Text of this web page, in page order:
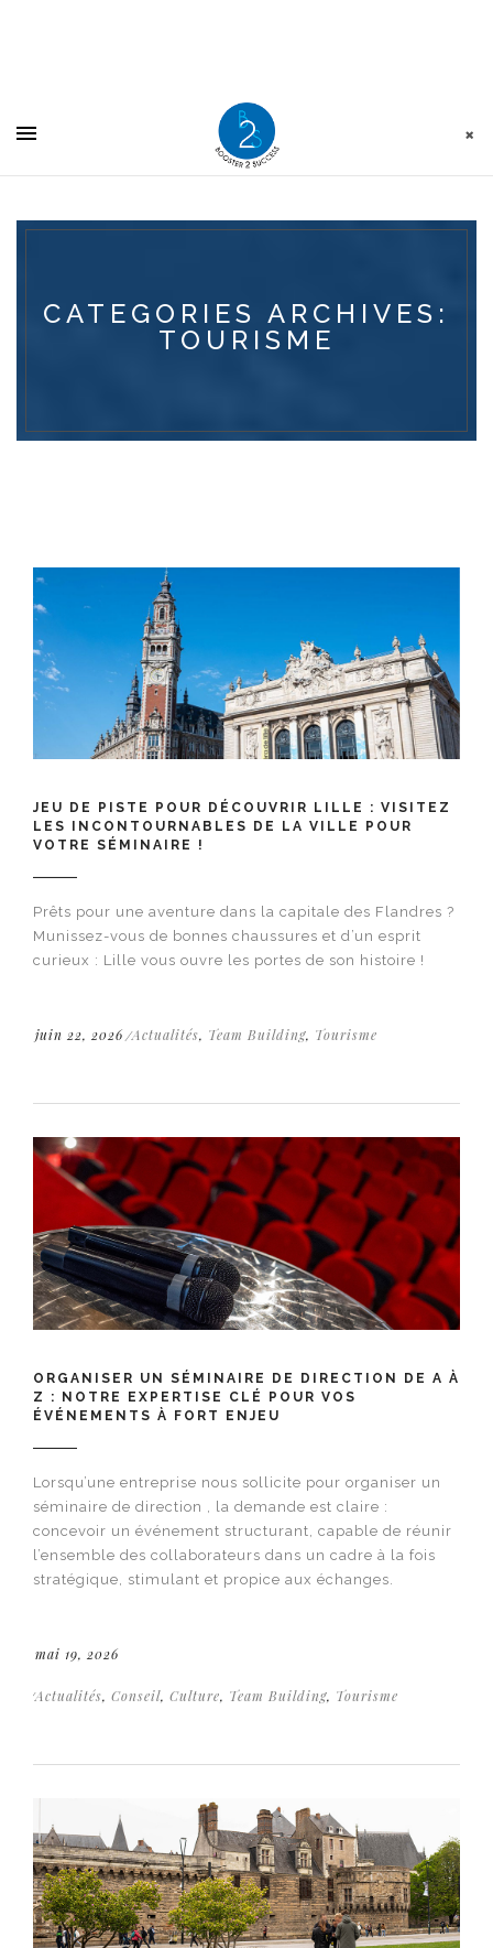
CATEGORIES ARCHIVES:
TOURISME
JEU DE PISTE POUR DÉCOUVRIR LILLE : VISITEZ
LES INCONTOURNABLES DE LA VILLE POUR
VOTRE SÉMINAIRE !
Prêts pour une aventure dans la capitale des Flandres ?
Munissez-vous de bonnes chaussures et d’un esprit
curieux : Lille vous ouvre les portes de son histoire !
juin 22, 2026 Actualités, Team Building, Tourisme
ORGANISER UN SÉMINAIRE DE DIRECTION DE A À
Z : NOTRE EXPERTISE CLÉ POUR VOS
ÉVÉNEMENTS À FORT ENJEU
Lorsqu’une entreprise nous sollicite pour organiser un
séminaire de direction , la demande est claire :
concevoir un événement structurant, capable de réunir
l’ensemble des collaborateurs dans un cadre à la fois
stratégique, stimulant et propice aux échanges.
mai 19, 2026
Actualités, Conseil, Culture, Team Building, Tourisme